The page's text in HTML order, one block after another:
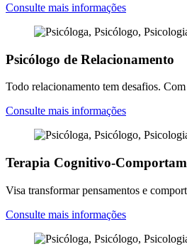
Consulte mais informações
Psicólogo de Relacionamento
Todo relacionamento tem desafios.
Consulte mais informações
Terapia Cognitivo-
Visa transformar pensamentos e
Consulte mais informações